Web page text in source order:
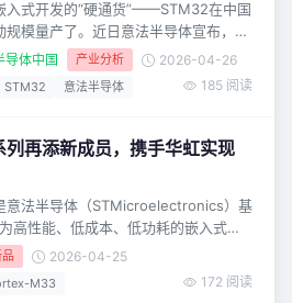
入式开发的“硬通货”——STM32在中国
规模量产了。近日意法半导体宣布，完
”的STM32通用MCU已开启交付，首
宏力代工的STM32晶圆产品已陆续发
的产品以STM32H7系
多STM32产品系列实现中国本地量
高性能系列为开端，逐步扩展
能与安全的STM32H5系列
导体中国 产业分析 2026-04-26
STM32 意法半导体 185 阅读
再添新成员，携手华虹实现
意法半导体（STMicroelectronics）基
高性能、低成本、低功耗的嵌入式应
）系列产品，主要涵盖五大产品类别
、主流MCU、高性能MCU以及嵌入
品型号。每个类别针对不同需求优化，
2026-04-25
M33 172 阅读